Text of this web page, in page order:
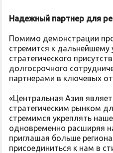
Надежный партнер для
Помимо демонстрации
стремится к дальнейшему
стратегического
долгосрочного
партнерами в ключевых
«Центральная Азия
стратегическим рынком
стремимся укреплять
одновременно расширяя
приглашая больше
присоединиться к нам в